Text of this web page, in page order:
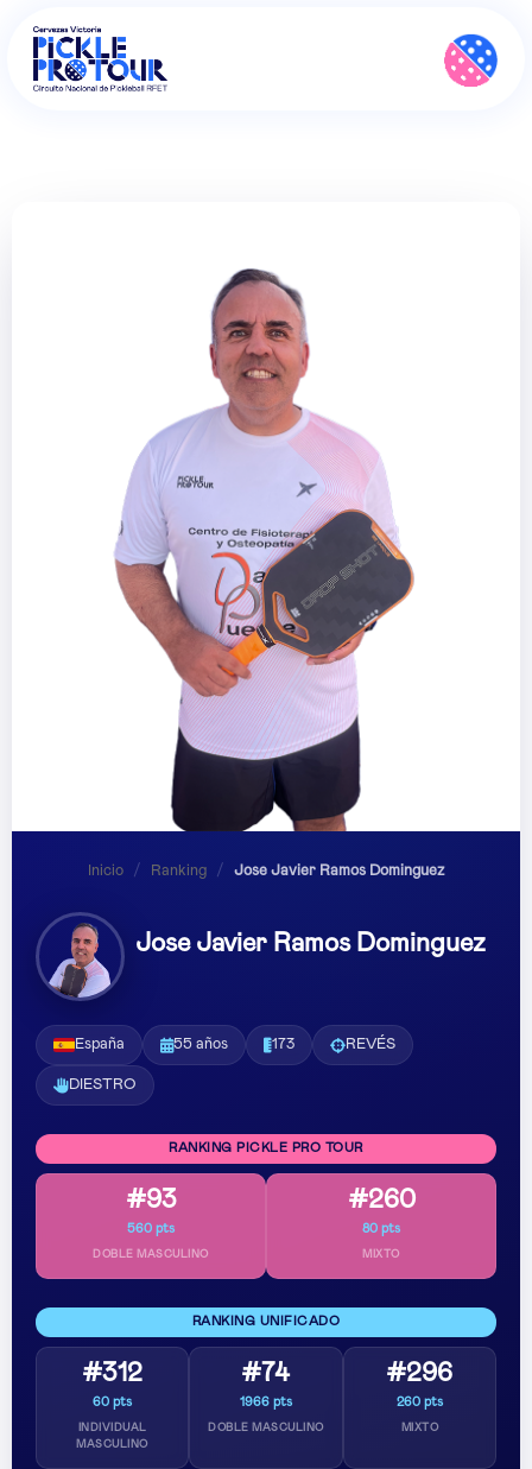
Inicio / Ranking / Jose Javier Ramos Dominguez
Jose Javier Ramos Dominguez
España 55 años 173 REVÉS
DIESTRO
RANKING PICKLE PRO TOUR
#93
560 pts
DOBLE MASCULINO
#260
80 pts
MIXTO
RANKING UNIFICADO
#312
60 pts
INDIVIDUAL
MASCULINO
#74
1966 pts
DOBLE MASCULINO
#296
260 pts
MIXTO